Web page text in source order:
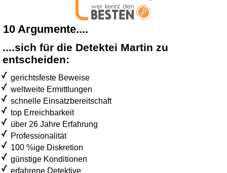
10 Argumente....
....sich für die Detektei Martin zu
entscheiden:
gerichtsfeste Beweise
weltweite Ermittlungen
schnelle Einsatzbereitschaft
top Erreichbarkeit
über 26 Jahre Erfahrung
Professionalität
100 %ige Diskretion
günstige Konditionen
erfahrene Detektive